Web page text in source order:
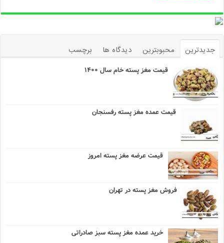
جدیدترین محبوبترین دیدگاه ها برچسب
قیمت مغز پسته خام سال ۱۴۰۰
قیمت عمده مغز پسته رفسنجان
قیمت عرضه مغز پسته امروز
فروش مغز پسته در تهران
خرید عمده مغز پسته سبز صادراتی